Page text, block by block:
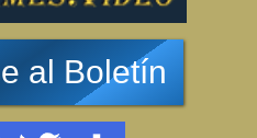
al Boletín